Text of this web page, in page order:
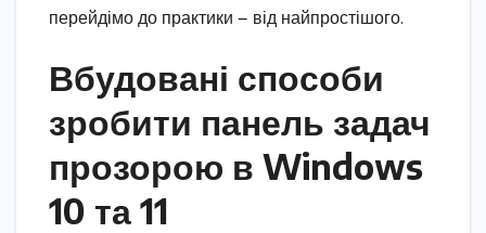
перейдімо до практики — від найпростішого.
Вбудовані способи
зробити панель задач
прозорою в Windows
10 та 11